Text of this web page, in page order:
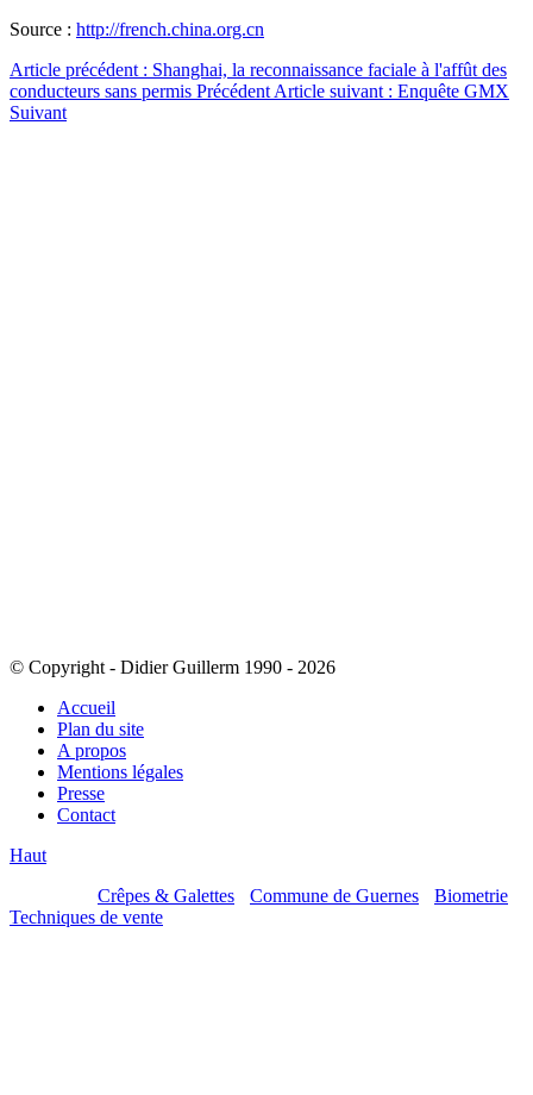
Source : http://french.china.org.cn
Article précédent : Shanghai, la reconnaissance faciale à l'affût des
conducteurs sans permis Précédent Article suivant : Enquête GMX
Suivant
© Copyright - Didier Guillerm 1990 - 2026
Accueil
Plan du site
A propos
Mentions légales
Presse
Contact
Haut
Crêpes & Galettes Commune de Guernes Biometrie
Techniques de vente